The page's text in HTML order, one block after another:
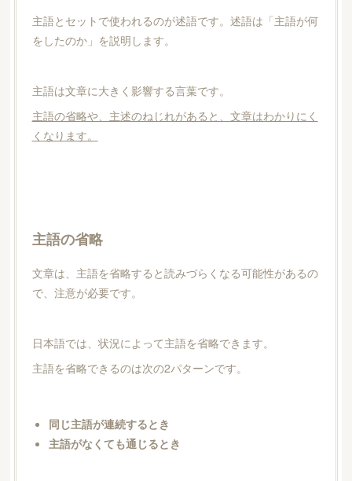
主語とセットで使われるのが述語です。述語は「主語が何
をしたのか」を説明します。
主語は文章に大きく影響する言葉です。
主語の省略や、主述のねじれがあると、文章はわかりにく
くなります。
主語の省略
文章は、主語を省略すると読みづらくなる可能性があるの
で、注意が必要です。
日本語では、状況によって主語を省略できます。
主語を省略できるのは次の2パターンです。
同じ主語が連続するとき
主語がなくても通じるとき